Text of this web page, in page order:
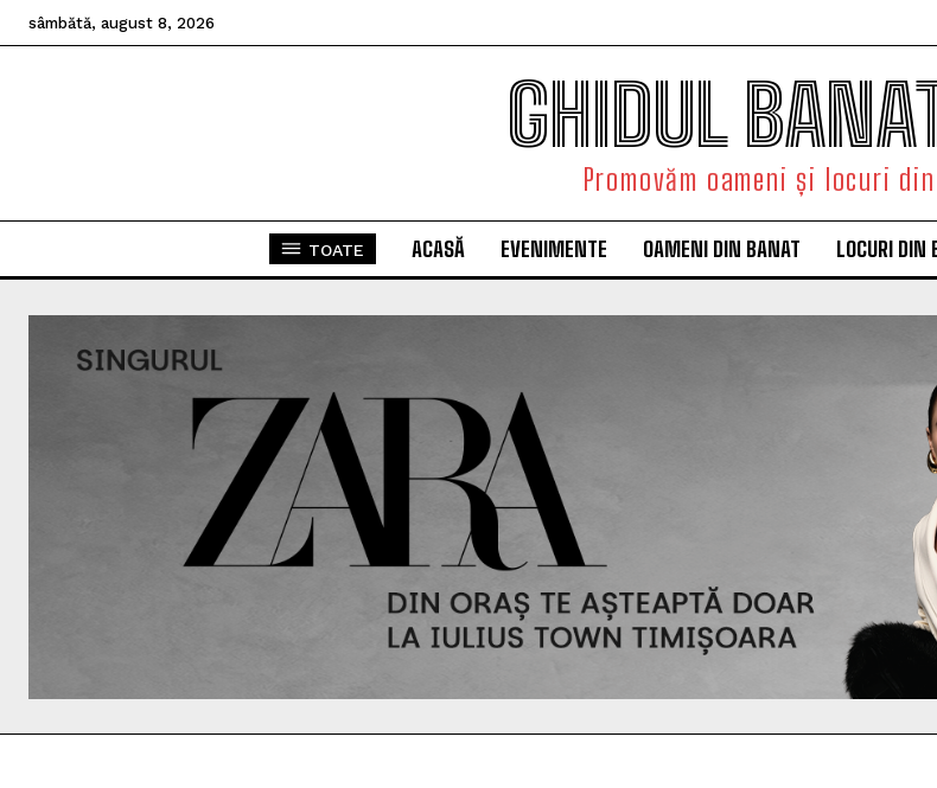
sâmbătă, august 8, 2026
GHIDUL
Promovăm oameni și locuri
TOATE ACASĂ EVENIMENTE OAMENI DIN BANAT LOCURI DIN